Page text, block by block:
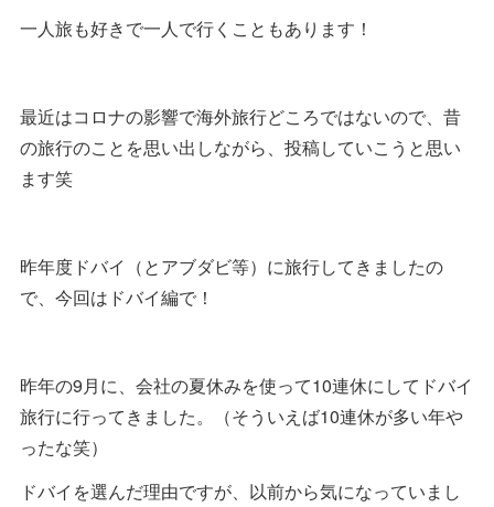
一人旅も好きで一人で行くこともあります！
最近はコロナの影響で海外旅行どころではないので、昔
の旅行のことを思い出しながら、投稿していこうと思い
ます笑
昨年度ドバイ（とアブダビ等）に旅行してきましたの
で、今回はドバイ編で！
昨年の9月に、会社の夏休みを使って10連休にしてドバイ
旅行に行ってきました。（そういえば10連休が多い年や
ったな笑）
ドバイを選んだ理由ですが、以前から気になっていまし